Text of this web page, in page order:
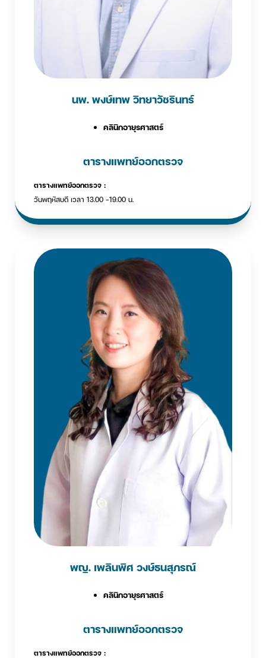
นพ. พงษ์เทพ วิทยาวัชรินทร์
คลินิกอายุรศาสตร์
ตารางแพทย์ออกตรวจ
ตารางแพทย์ออกตรวจ :
วันพฤหัสบดี เวลา 13.00 -19.00 น.
พญ. เพลินพิศ วงษ์ธนสุภรณ์
คลินิกอายุรศาสตร์
ตารางแพทย์ออกตรวจ
ตารางแพทย์ออกตรวจ :